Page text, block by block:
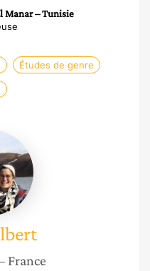
Manar – Tunisie
Études de genre
France